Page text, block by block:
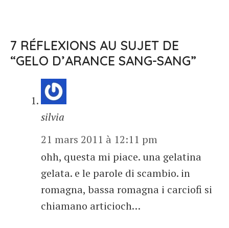
7 RÉFLEXIONS AU SUJET DE
“GELO D’ARANCE SANG-SANG”
silvia
21 mars 2011 à 12:11 pm
ohh, questa mi piace. una gelatina
gelata. e le parole di scambio. in
romagna, bassa romagna i carciofi si
chiamano articioch…